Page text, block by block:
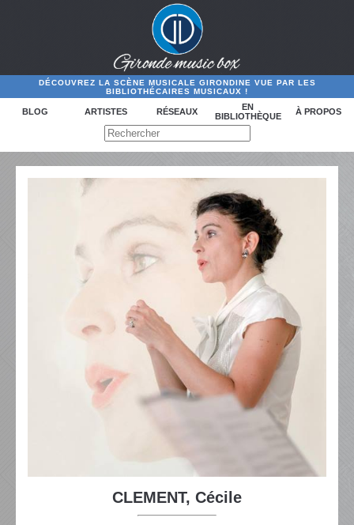
DÉCOUVREZ LA SCÈNE MUSICALE GIRONDINE VUE PAR LES
BIBLIOTHÉCAIRES MUSICAUX !
BLOG ARTISTES RÉSEAUX
EN
BIBLIOTHÈQUE
À PROPOS
CLEMENT, Cécile